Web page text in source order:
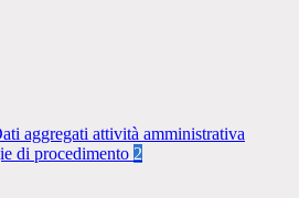
aggregati attività amministrativa
di procedimento 2